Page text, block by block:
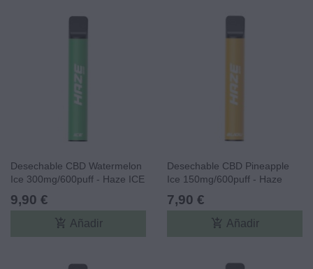
Desechable CBD Watermelon
Ice 300mg/600puff - Haze ICE
9,90 €
add_shopping_cart Añadir
Desechable CBD Pineapple
Ice 150mg/600puff - Haze
7,90 €
add_shopping_cart Añadir